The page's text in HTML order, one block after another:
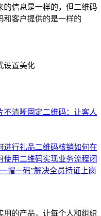
的信息是一样的，但二维码
和客户提供的是一样的
设置美化
不清晰固定二维码：让客人
进行礼品二维码核销如何在
使用二维码实现业务流程闭
帽一码”解决全员持证上岗
用的产品，让每个人和组织